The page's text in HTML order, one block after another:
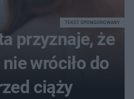
przyznaje, że
wróciło do
ciąży
TEKST SPONSOROWANY